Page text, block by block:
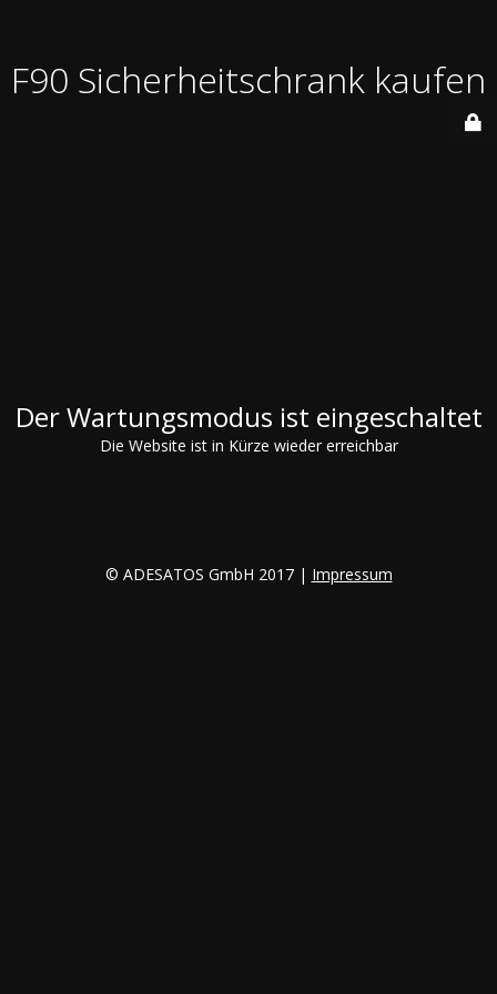
F90 Sicherheitschrank kaufen
Der Wartungsmodus ist eingeschaltet
Die Website ist in Kürze wieder erreichbar
© ADESATOS GmbH 2017 | Impressum